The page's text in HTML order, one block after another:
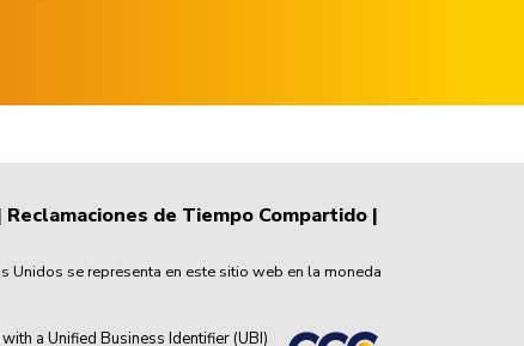
Reclamaciones de Tiempo Compartido|
se representa en este sitio web en la moneda
a Unified Business Identifier (UBI)